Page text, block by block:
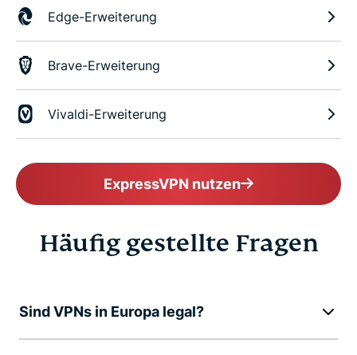
Edge-Erweiterung
Brave-Erweiterung
Vivaldi-Erweiterung
ExpressVPN nutzen
Häufig gestellte Fragen
Sind VPNs in Europa legal?